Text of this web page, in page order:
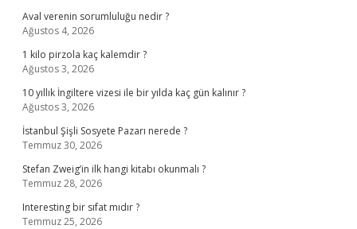
Aval verenin sorumluluğu nedir ?
Ağustos 4, 2026
1 kilo pirzola kaç kalemdir ?
Ağustos 3, 2026
10 yıllık İngiltere vizesi ile bir yılda kaç gün kalınır ?
Ağustos 3, 2026
İstanbul Şişli Sosyete Pazarı nerede ?
Temmuz 30, 2026
Stefan Zweig’in ilk hangi kitabı okunmalı ?
Temmuz 28, 2026
Interesting bir sıfat mıdır ?
Temmuz 25, 2026